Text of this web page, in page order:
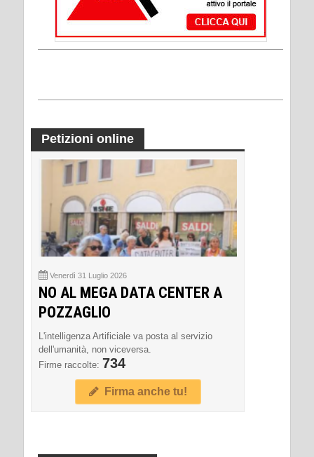
Petizioni online
Venerdì 31 Luglio 2026
NO AL MEGA DATA CENTER A
POZZAGLIO
L'intelligenza Artificiale va posta al servizio
dell'umanità, non viceversa.
Firme raccolte: 734
Firma anche tu!